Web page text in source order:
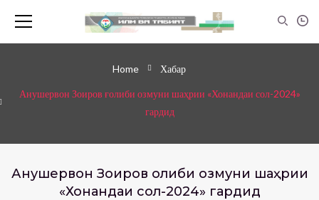
Home Хабар
Анушервон Зоиров ғолиби озмуни шаҳрии «Хонандаи сол-2024»
гардид
Анушервон Зоиров ғолиби озмуни шаҳрии
«Хонандаи сол-2024» гардид